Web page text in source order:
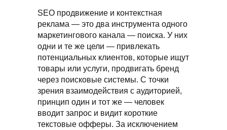
SEO продвижение и контекстная
реклама — это два инструмента одного
маркетингового канала — поиска. У них
одни и те же цели — привлекать
потенциальных клиентов, которые ищут
товары или услуги, продвигать бренд
через поисковые системы. С точки
зрения взаимодействия с аудиторией,
принцип один и тот же — человек
вводит запрос и видит короткие
текстовые офферы. За исключением